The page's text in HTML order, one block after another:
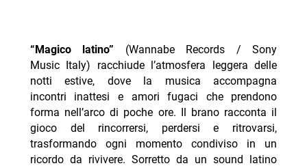
“Magico latino” (Wannabe Records / Sony
Music Italy) racchiude l’atmosfera leggera delle
notti estive, dove la musica accompagna
incontri inattesi e amori fugaci che prendono
forma nell’arco di poche ore. Il brano racconta il
gioco del rincorrersi, perdersi e ritrovarsi,
trasformando ogni momento condiviso in un
ricordo da rivivere. Sorretto da un sound latino